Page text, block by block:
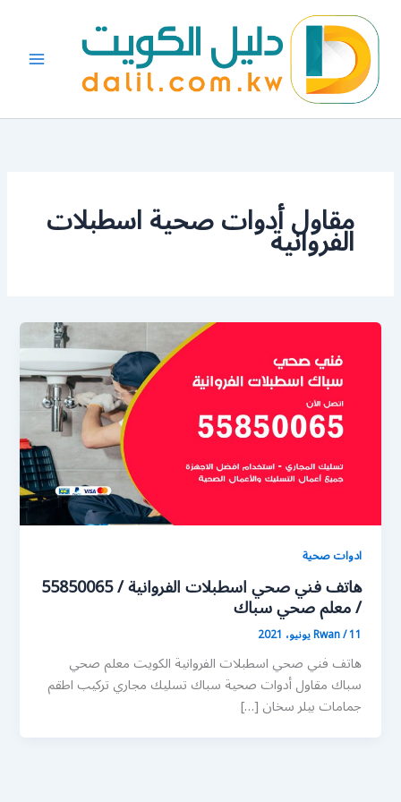
المحتوى
مقاول أدوات صحية اسطبلات
الفروانية
ادوات صحية
هاتف فني صحي اسطبلات الفروانية / 55850065
/ معلم صحي سباك
Rwan/11 يونيو، 2021
هاتف فني صحي اسطبلات الفروانية الكويت معلم صحي
سباك مقاول أدوات صحية سباك تسليك مجاري تركيب اطقم
جمامات بيلر سخان […]